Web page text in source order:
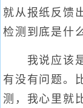
就从报纸反馈
检测到底是什
我说应该是
有没有问题。
测，我心里就